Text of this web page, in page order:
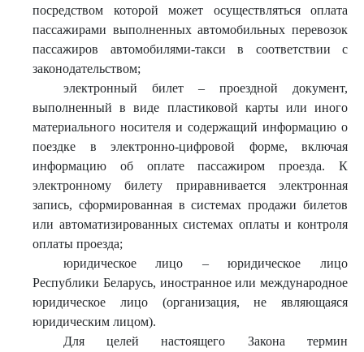
посредством которой может осуществляться оплата
пассажирами выполненных автомобильных перевозок
пассажиров автомобилями-такси в соответствии с
законодательством;
электронный билет – проездной документ,
выполненный в виде пластиковой карты или иного
материального носителя и содержащий информацию о
поездке в электронно-цифровой форме, включая
информацию об оплате пассажиром проезда. К
электронному билету приравнивается электронная
запись, сформированная в системах продажи билетов
или автоматизированных системах оплаты и контроля
оплаты проезда;
юридическое лицо – юридическое лицо
Республики Беларусь, иностранное или международное
юридическое лицо (организация, не являющаяся
юридическим лицом).
Для целей настоящего Закона термин